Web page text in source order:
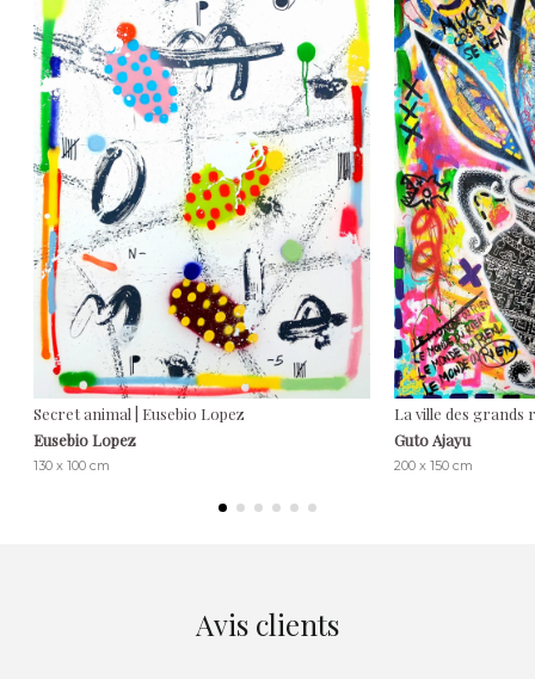
Secret animal | Eusebio Lopez
Eusebio Lopez
130 x 100 cm
La ville des grands
Guto Ajayu
200 x 150 cm
Avis clients